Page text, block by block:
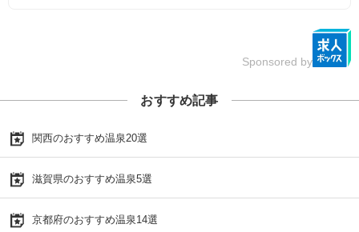
Sponsored by
おすすめ記事
関西のおすすめ温泉20選
滋賀県のおすすめ温泉5選
京都府のおすすめ温泉14選